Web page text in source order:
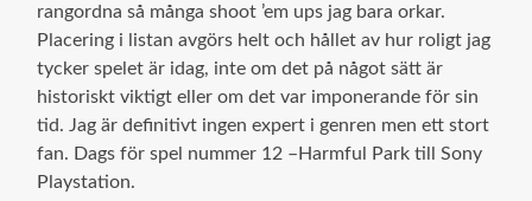
rangordna så många shoot ’em ups jag bara orkar.
Placering i listan avgörs helt och hållet av hur roligt jag
tycker spelet är idag, inte om det på något sätt är
historiskt viktigt eller om det var imponerande för sin
tid. Jag är definitivt ingen expert i genren men ett stort
fan. Dags för spel nummer 12 –Harmful Park till Sony
Playstation.